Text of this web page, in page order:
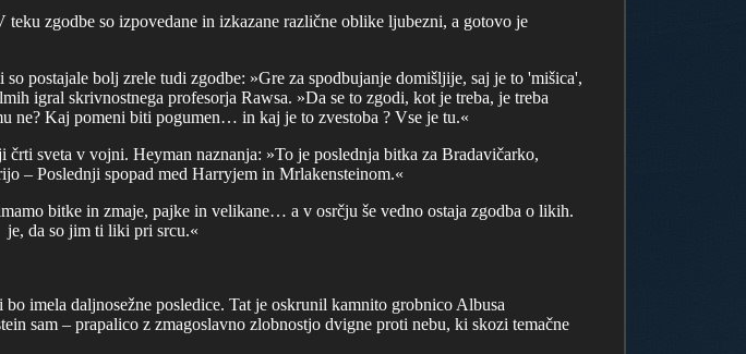
zgodbe so izpovedane in izkazane različne oblike ljubezni, a gotovo je
postajale bolj zrele tudi zgodbe: »Gre za spodbujanje domišljije, saj je to 'mišica',
igral skrivnostnega profesorja Rawsa. »Da se to zgodi, kot je treba, je treba
ne? Kaj pomeni biti pogumen… in kaj je to zvestoba ? Vse je tu.«
črti sveta v vojni. Heyman naznanja: »To je poslednja bitka za Bradavičarko,
– Poslednji spopad med Harryjem in Mrlakensteinom.«
bitke in zmaje, pajke in velikane… a v osrčju še vedno ostaja zgodba o likih.
da so jim ti liki pri srcu.«
bo imela daljnosežne posledice. Tat je oskrunil kamnito grobnico Albusa
sam – prapalico z zmagoslavno zlobnostjo dvigne proti nebu, ki skozi temačne